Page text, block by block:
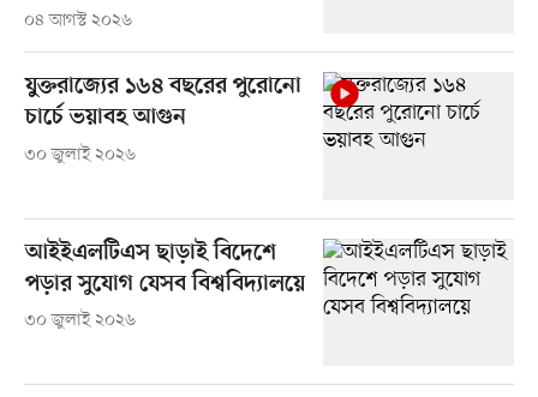
০৪ আগস্ট ২০২৬
যুক্তরাজ্যের ১৬৪ বছরের পুরোনো
চার্চে ভয়াবহ আগুন
৩০ জুলাই ২০২৬
আইইএলটিএস ছাড়াই বিদেশে
পড়ার সুযোগ যেসব বিশ্ববিদ্যালয়ে
৩০ জুলাই ২০২৬